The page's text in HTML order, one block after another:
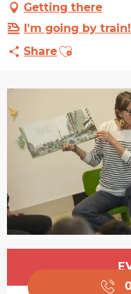
Getting there
I'm going by train!
ShareAjouter aux
Opening hours